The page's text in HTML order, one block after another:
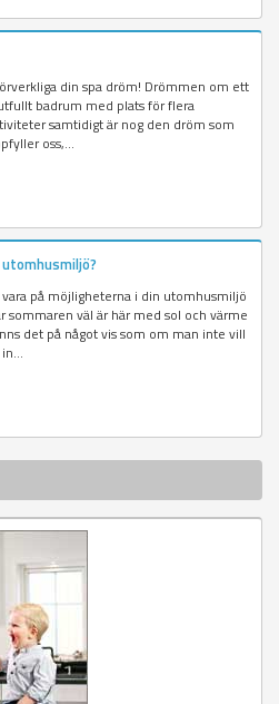
din spa dröm! Drömmen om ett
badrum med plats för flera
samtidigt är nog den dröm som
oss,...
vara på möjligheterna i din utomhusmiljö
sommaren väl är här med sol och värme
det på något vis som om man inte vill